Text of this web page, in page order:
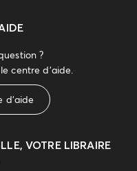
?
centre d'aide.
d'aide
VOTRE LIBRAIRE